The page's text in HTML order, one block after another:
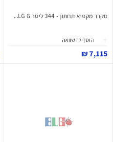
מקרר מקפיא תחתון - 344 ליטר LG G...
הוסף להשוואה
7,115 ₪